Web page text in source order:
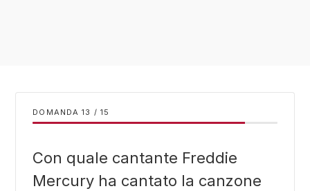
DOMANDA / 15
Con quale cantante Freddie
Mercury ha cantato la canzone